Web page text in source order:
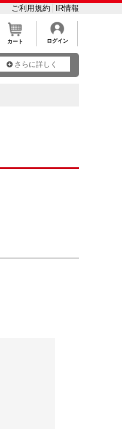
ご利用規約 IR情報
カート ログイン
さらに詳しく